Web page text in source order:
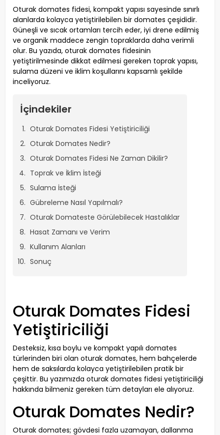
Oturak domates fidesi, kompakt yapısı sayesinde sınırlı
alanlarda kolayca yetiştirilebilen bir domates çeşididir.
Güneşli ve sıcak ortamları tercih eder, iyi drene edilmiş
ve organik maddece zengin topraklarda daha verimli
olur. Bu yazıda, oturak domates fidesinin
yetiştirilmesinde dikkat edilmesi gereken toprak yapısı,
sulama düzeni ve iklim koşullarını kapsamlı şekilde
inceliyoruz.
İçindekiler
Oturak Domates Fidesi Yetiştiriciliği
Oturak Domates Nedir?
Oturak Domates Fidesi Ne Zaman Dikilir?
Toprak ve İklim İsteği
Sulama İsteği
Gübreleme Nasıl Yapılmalı?
Oturak Domateste Görülebilecek Hastalıklar
Hasat Zamanı ve Verim
Kullanım Alanları
Sonuç
Oturak Domates Fidesi
Yetiştiriciliği
Desteksiz, kısa boylu ve kompakt yapılı domates
türlerinden biri olan oturak domates, hem bahçelerde
hem de saksılarda kolayca yetiştirilebilen pratik bir
çeşittir. Bu yazımızda oturak domates fidesi yetiştiriciliği
hakkında bilmeniz gereken tüm detayları ele alıyoruz.
Oturak Domates Nedir?
Oturak domates; gövdesi fazla uzamayan, dallanma